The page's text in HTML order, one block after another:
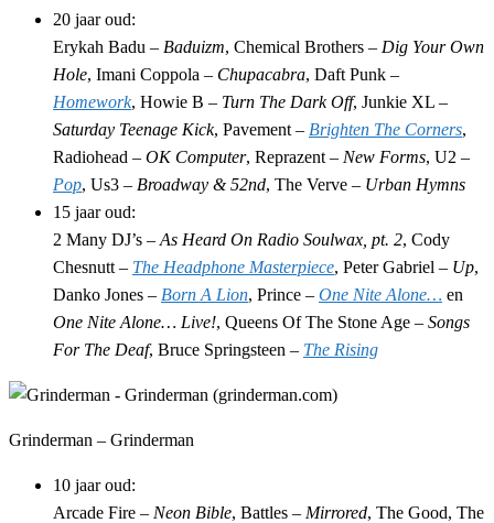
20 jaar oud:
Erykah Badu – Baduizm, Chemical Brothers – Dig Your Own
Hole, Imani Coppola – Chupacabra, Daft Punk –
Homework, Howie B – Turn The Dark Off, Junkie XL –
Saturday Teenage Kick, Pavement – Brighten The Corners,
Radiohead – OK Computer, Reprazent – New Forms, U2 –
Pop, Us3 – Broadway & 52nd, The Verve – Urban Hymns
15 jaar oud:
2 Many DJ’s – As Heard On Radio Soulwax, pt. 2, Cody
Chesnutt – The Headphone Masterpiece, Peter Gabriel – Up,
Danko Jones – Born A Lion, Prince – One Nite Alone… en
One Nite Alone… Live!, Queens Of The Stone Age – Songs
For The Deaf, Bruce Springsteen – The Rising
Grinderman – Grinderman
10 jaar oud:
Arcade Fire – Neon Bible, Battles – Mirrored, The Good, The